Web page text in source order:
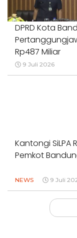
DPRD Kota
Rp487 Miliar
9 Juli 2026
Kantongi SiLPA
Pemkot
NEWS 9 Juli